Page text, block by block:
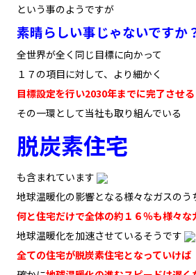
という事のようですが
素晴らしい事じゃないですか
全世界が全く同じ目標に向かって
１７の項目に対して、より細かく
目標設定を行い2030年までに完了させる
その一環として当社も取り組んでいる
脱炭素住宅
も含まれています
地球温暖化の影響となる様々なガスのう
何と住宅だけで全体の約１６％も様々な
地球温暖化を加速させているそうです
全ての住宅が脱炭素住宅となっていけば